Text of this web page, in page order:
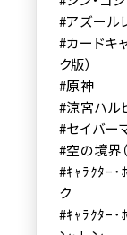
#アズール
#カードキ
ク版）
#原神
#涼宮ハル
#セイバー
#空の境界
#ｷｬﾗｸﾀｰ
ク
#ｷｬﾗｸﾀｰ